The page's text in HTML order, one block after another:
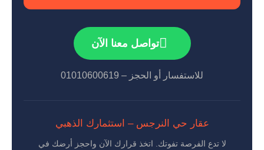
تواصل معنا الآن
للاستفسار أو الحجز – 01010600619
عقار حي النرجس – استثمارك الذهبي
لا تدع الفرصة تفوتك. اتخذ قرارك الآن واحجز أرضك في